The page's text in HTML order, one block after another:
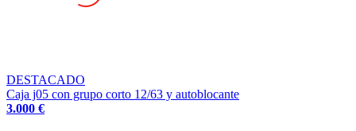
Caja j05 con grupo corto 12/63 y autoblocante
3.000 €